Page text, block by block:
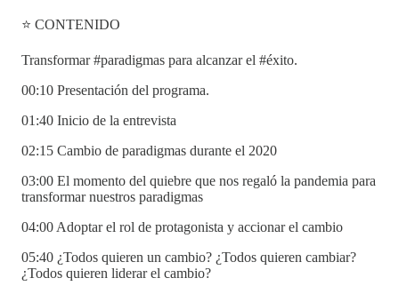
⭐ CONTENIDO
Transformar #paradigmas para alcanzar el #éxito.
00:10 Presentación del programa.
01:40 Inicio de la entrevista
02:15 Cambio de paradigmas durante el 2020
03:00 El momento del quiebre que nos regaló la pandemia para
transformar nuestros paradigmas
04:00 Adoptar el rol de protagonista y accionar el cambio
05:40 ¿Todos quieren un cambio? ¿Todos quieren cambiar?
¿Todos quieren liderar el cambio?